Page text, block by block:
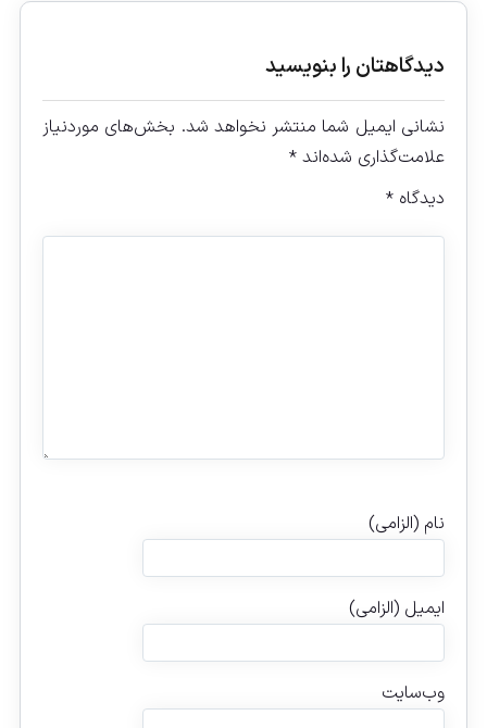
دیدگاهتان را بنویسید
نشانی ایمیل شما منتشر نخواهد شد. بخش‌های موردنیاز
علامت‌گذاری شده‌اند *
دیدگاه *
نام (الزامی)
ایمیل (الزامی)
وب‌سایت